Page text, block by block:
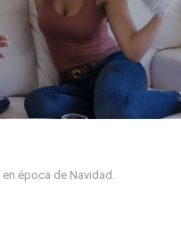
época de Navidad.